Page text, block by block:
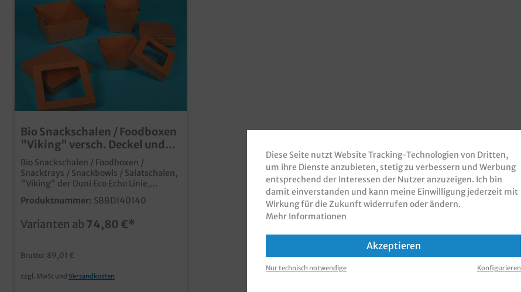
Bio Snackschalen / Foodboxen
"Viking" versch. Deckel und
Größen
Bio Snackschalen / Foodboxen /
Snacktrays / Snackbowls / Salatschalen,
"Viking" der Duni Eco Echo Linie,
Kraftkarton braun, verschiedene
Größen und Deckel gemäß Auswahl
umweltfreundlichen Materialien FSC
Marke DUNI in verschiedenen Größen
Deckeln bestellbar stapelbar und
Produktnummer: SBBD140140
Varianten ab 74,80 €*
Brutto: 89,01 €
zzgl. MwSt und Versandkosten
Diese Seite nutzt Website Tracking-Technologien von Dritten,
um ihre Dienste anzubieten, stetig zu verbessern und Werbung
entsprechend der Interessen der Nutzer anzuzeigen. Ich bin
damit einverstanden und kann meine Einwilligung jederzeit mit
Wirkung für die Zukunft widerrufen oder ändern.
Mehr Informationen
Akzeptieren
Nur technisch notwendige Konfigurieren